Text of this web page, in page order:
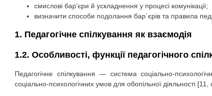
смислові бар'єри й ускладнення у процесі комунікації;
визначити способи подолання бар`єрів та правила
1. Педагогічне спілкування як взаємодія
1.2. Особливості, функції педагогічного
Педагогічне спілкування — система соціально-
соціально-психологічних умов для обопільної діяльності [11,